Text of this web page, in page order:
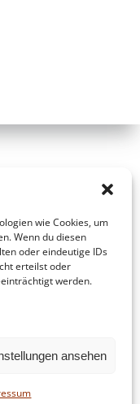
wie Cookies, um
Wenn du diesen
oder eindeutige IDs
erteilst oder
werden.
ansehen